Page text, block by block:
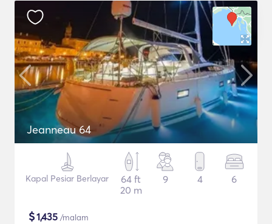
Jeanneau 64
Kapal Pesiar Berlayar
64 ft
20 m
9 4 6
$1,435 /malam